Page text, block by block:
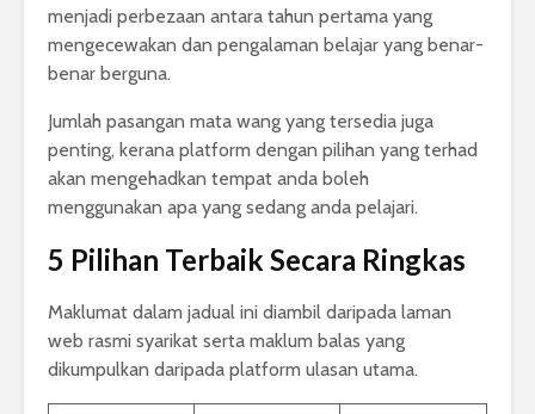
menjadi perbezaan antara tahun pertama yang
mengecewakan dan pengalaman belajar yang benar-
benar berguna.
Jumlah pasangan mata wang yang tersedia juga
penting, kerana platform dengan pilihan yang terhad
akan mengehadkan tempat anda boleh
menggunakan apa yang sedang anda pelajari.
5 Pilihan Terbaik Secara Ringkas
Maklumat dalam jadual ini diambil daripada laman
web rasmi syarikat serta maklum balas yang
dikumpulkan daripada platform ulasan utama.